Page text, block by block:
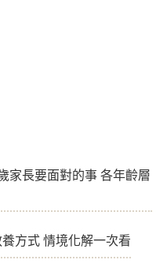
家長要面對的事 各年齡層
方式 情境化解一次看